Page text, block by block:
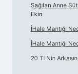
Sağılan Anne
Ekin
İHale Mantığı
İHale Mantığı
20 Tl Nin